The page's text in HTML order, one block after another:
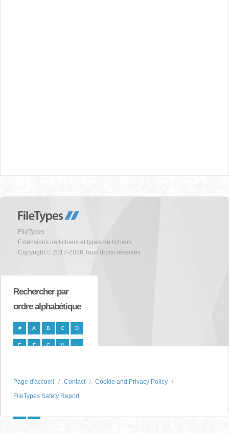
FileTypes
Extensions de fichiers et types de fichiers
Copyright © 2017-2026 Tous droits réservés
Rechercher par
ordre alphabétique
# A B C D
E F G H I
P S
T U V W X
Page d'accueil Contact
Cookie and Privacy Policy
FileTypes Safety Report